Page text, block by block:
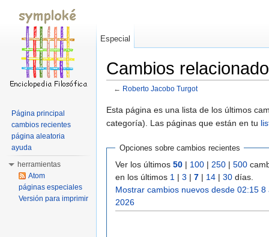
Cambios
← Roberto Jacobo Turgot
Esta página es una lista de los últimos
categoría). Las páginas que están en tu
Opciones sobre cambios recientes
Ver los últimos 50 | 100 | 250 | 500
en los últimos 1 | 3 | 7 | 14 | 30 días.
Mostrar cambios nuevos desde 02:15 8
2026
Especial
Página principal
cambios recientes
página aleatoria
ayuda
herramientas
Atom
páginas especiales
Versión para imprimir